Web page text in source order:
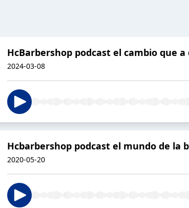
HcBarbershop podcast el cambio que a
2024-03-08
Hcbarbershop podcast el mundo de la
2020-05-20